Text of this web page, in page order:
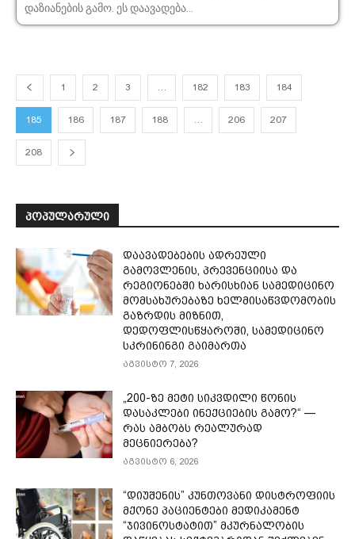
დაზიანების გამო. ეს დაავადება...
1 2 3 182 183 184
185 186 187 188 206 207
208
ᲞᲝᲞᲣᲚᲐᲠᲣᲚᲘ
დაავადებების ადრეული
გამოვლენის, პრევენციისა და
რეგიონებში ხარისხიან სამედიცინო
მომსახურებაზე ხელმისაწვდომობის
გაზრდის მიზნით,
დედოფლისწყაროში, სამედიცინო
სკრინინგი გაიმართა
აგვისტო 7, 2026
„200-ზე მეტი სიკვდილი წონის
დასაკლები ინექციების გამო?“ —
რას ამბობს რეალურად
მეცნიერება?
აგვისტო 6, 2026
“დიუშენის” კუნთოვანი დისტროფიის
მქონე პაციენტები მედიკამენტ
“ჯივინოსტატით” მკურნალობის